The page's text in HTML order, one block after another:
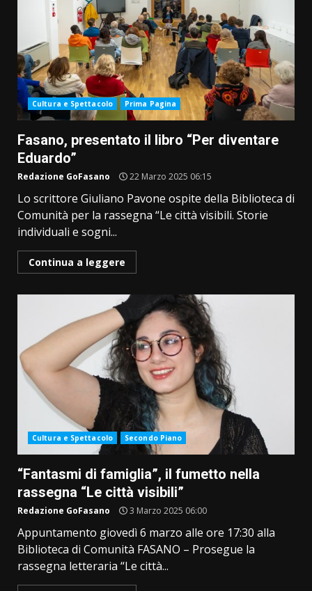
Cultura e Spettacolo Prima Pagina
Fasano, presentato il libro “Per diventare
Eduardo”
Redazione GoFasano 22 Marzo 2025 06:15
Lo scrittore Giuliano Pavone ospite della Biblioteca di
Comunità per la rassegna “Le città visibili. Storie
individuali e sogni...
Continua a leggere
Cultura e Spettacolo Secondo Piano
“Fantasmi di famiglia”, il fumetto nella
rassegna “Le città visibili”
Redazione GoFasano 3 Marzo 2025 06:00
Appuntamento giovedì 6 marzo alle ore 17:30 alla
Biblioteca di Comunità FASANO – Prosegue la
rassegna letteraria “Le città...